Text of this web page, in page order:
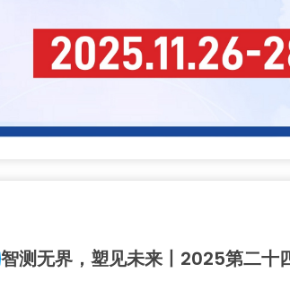
智测无界，塑见未来丨2025第二十